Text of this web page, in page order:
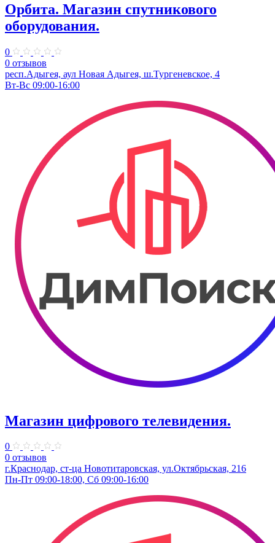
Орбита. Магазин спутникового
оборудования.
0
0 отзывов
респ.Адыгея, аул Новая Адыгея, ш.Тургеневское, 4
Вт-Вс 09:00-16:00
Магазин цифрового телевидения.
0
0 отзывов
г.Краснодар, ст-ца Новотитаровская, ул.Октябрьская, 216
Пн-Пт 09:00-18:00, Сб 09:00-16:00